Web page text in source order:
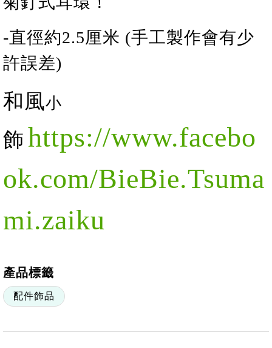
-直徑約2.5厘米 (手工製作會有少
許誤差)
和風小
飾 https://www.facebo
ok.com/BieBie.Tsuma
mi.zaiku
產品標籤
配件飾品